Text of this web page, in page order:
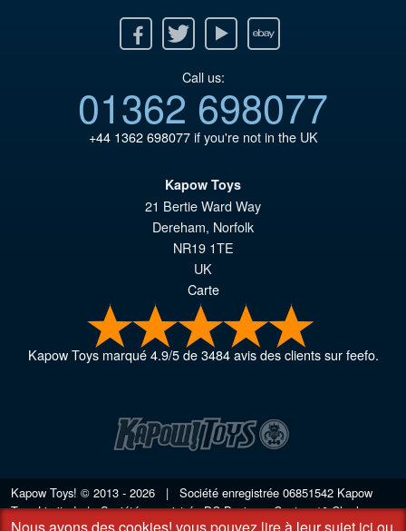
Twitter Youtube Ebay
Call us:
01362 698077
+44 1362 698077if you're not in the UK
Kapow Toys
21 Bertie Ward Way
Dereham, Norfolk
NR19 1TE
UK
Carte
Kapow Toysmarqué4.9/5de3484avis des clients sur feefo.
Kapow Toys! © 2013 - 2026 | Société enregistrée 06851542 Kapow
Toys Limited | Société enregistrée DC Business Centre, 10 Charles